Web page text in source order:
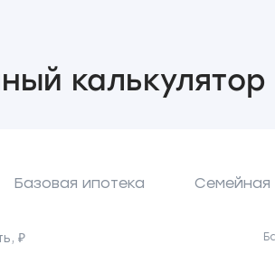
калькулятор
Базовая ипотека Семейная
₽